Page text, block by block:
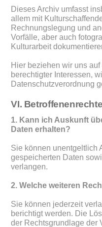
Dieses Archiv umfasst
allem mit
Rechnungslegung und
Vorfälle, aber auch
Kulturarbeit
Hier beziehen wir uns
berechtigter Interessen,
Datenschutzverordnung
VI. Betroffenenrechte
1. Kann ich Auskunft
Daten erhalten?
Sie können unentgeltlich
gespeicherten Daten
verlangen.
2. Welche weiteren
Sie können jederzeit
berichtigt werden. Die
der Rechtsgrundlage der